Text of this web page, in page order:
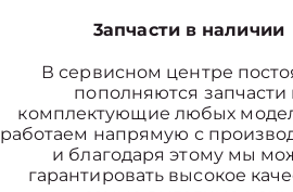
3апчасти в наличии
В сервисном центре
пополняются запчасти
комплектующие любых
работаем напрямую с
и благодаря этому мы
гарантировать высокое